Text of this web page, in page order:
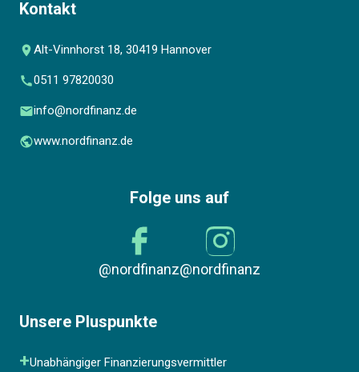
Kontakt
Alt-Vinnhorst 18, 30419 Hannover
0511 97820030
info@nordfinanz.de
www.nordfinanz.de
Folge uns auf
@nordfinanz@nordfinanz
Unsere Pluspunkte
Unabhängiger Finanzierungsvermittler